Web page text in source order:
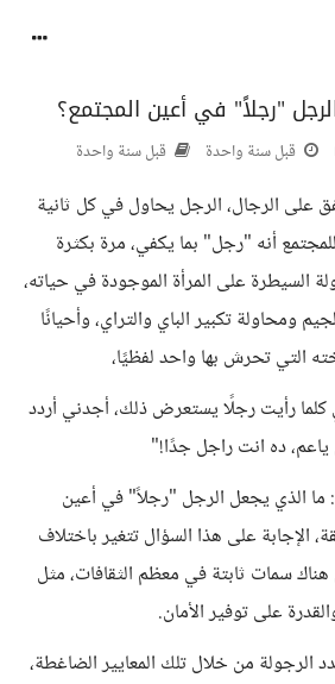
"رجلاً" في أعين المجتمع؟
قبل سنة واحدة قبل سنة واحدة
على الرجال، الرجل يحاول في كل ثانية
أنه "رجل" بما يكفي، مرة بكثرة
السيطرة على المرأة الموجودة في حياته،
ومحاولة تكبير الباي والتراي، وأحيانًا
التي تحرش بها واحد لفظيًا،
رأيت رجلًا يستعرض ذلك، أجدني أردد
ده انت راجل جدًا!"
الذي يجعل الرجل "رجلاً" في أعين
الإجابة على هذا السؤال تتغير باختلاف
هناك سمات ثابتة في معظم الثقافات، مثل
على توفير الأمان.
الرجولة من خلال تلك المعايير الضاغطة،